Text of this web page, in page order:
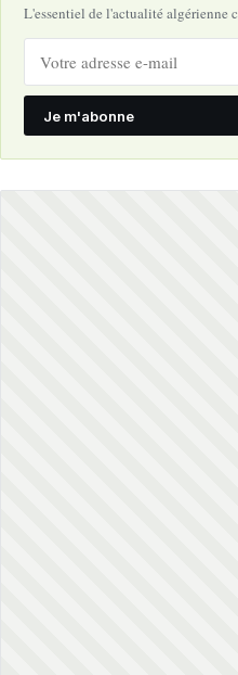
L'essentiel de l'actualité algérienne
Je m'abonne